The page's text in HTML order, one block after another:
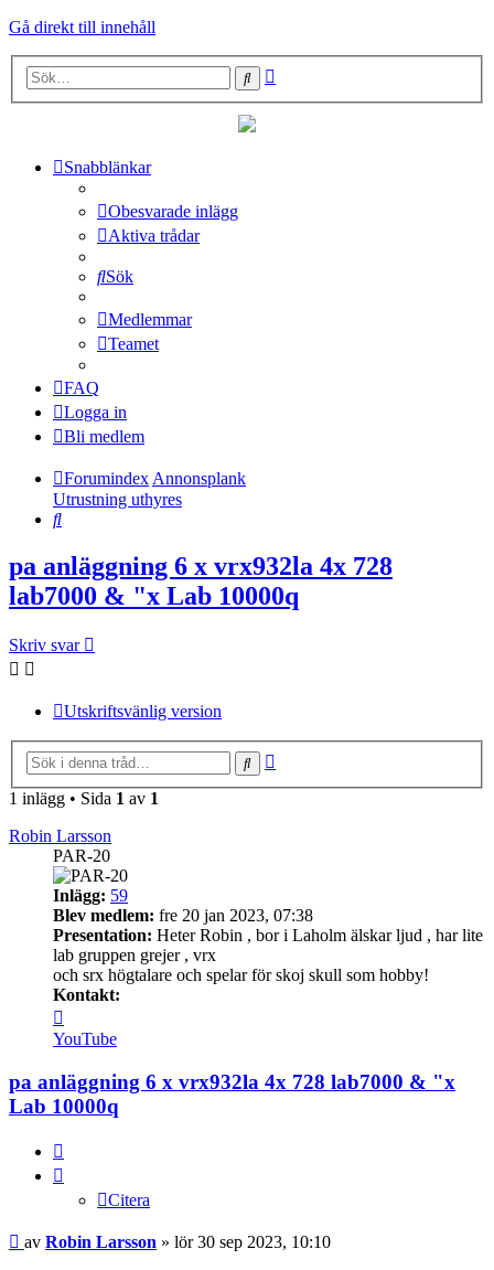
Gå direkt till innehåll
Sök
Snabblänkar
Obesvarade inlägg
Aktiva trådar
Sök
Medlemmar
Teamet
FAQ
Logga in
Bli medlem
Forumindex Annonsplank
Utrustning uthyres
Sök
pa anläggning 6 x vrx932la 4x 728
lab7000 & "x Lab 10000q
Skriv svar
Utskriftsvänlig version
Sök
1 inlägg • Sida 1 av 1
Robin Larsson
PAR-20
Inlägg: 59
Blev medlem: fre 20 jan 2023, 07:38
Presentation: Heter Robin , bor i Laholm älskar ljud , har lite
lab gruppen grejer , vrx
och srx högtalare och spelar för skoj skull som hobby!
Kontakt:
Robin
Larsson
YouTube
pa anläggning 6 x vrx932la 4x 728 lab7000 & "x
Lab 10000q
Citera
Inlägg
av Robin Larsson » lör 30 sep 2023, 10:10